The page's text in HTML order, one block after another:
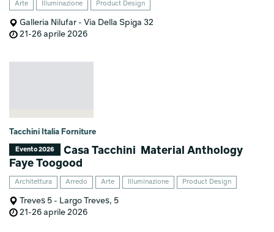
Arte Illuminazione Product Design
Galleria Nilufar - Via Della Spiga 32
21-26 aprile 2026
Tacchini Italia Forniture
Evento 2026
Casa Tacchini ㅤㅤㅤ Material Anthology ㅤㅤㅤ
Faye Toogood
Architettura Arredo Arte Illuminazione Product Design
Treves 5 - Largo Treves, 5
21-26 aprile 2026